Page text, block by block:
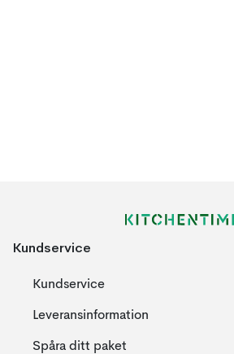
Kundservice
Kundservice
Leveransinformation
Spåra ditt paket